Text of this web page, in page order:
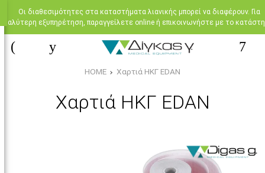
Oι διαθεσιμότητες στα καταστήματα λιανικής μπορεί να διαφέρουν. Για
καλύτερη εξυπηρέτηση, παραγγείλετε online ή επικοινωνήστε με το
HOME Χαρτιά ΗΚΓ EDAN
Χαρτιά ΗΚΓ EDAN